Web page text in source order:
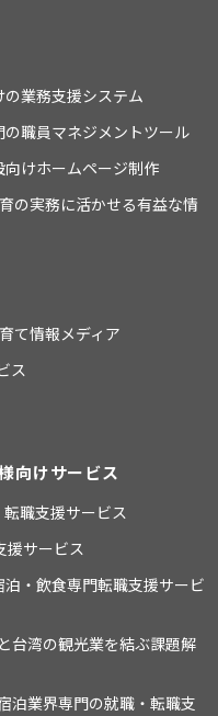
業務支援システム
職員マネジメントツール
けホームページ制作
の実務に活かせる有益な情
て情報メディア
ス
向けサービス
職支援サービス
援サービス
・飲食専門転職支援サービ
台湾の観光業を結ぶ課題解
泊業界専門の就職・転職支